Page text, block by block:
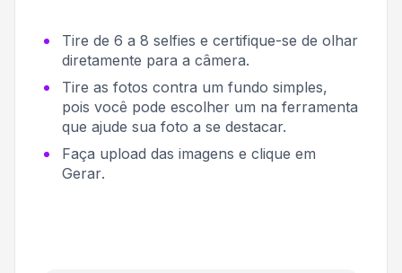
Tire de 6 a 8 selfies e certifique-se de olhar
diretamente para a câmera.
Tire as fotos contra um fundo simples,
pois você pode escolher um na ferramenta
que ajude sua foto a se destacar.
Faça upload das imagens e clique em
Gerar.